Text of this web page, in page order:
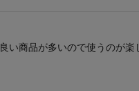
い商品が多いので使うのが楽